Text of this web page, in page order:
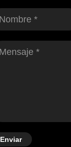
Enviar